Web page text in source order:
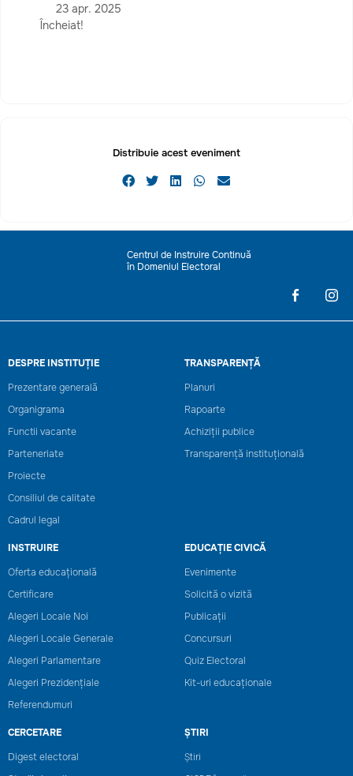
23 apr. 2025
Încheiat!
Distribuie acest eveniment
Centrul de Instruire Continuă
în Domeniul Electoral
DESPRE INSTITUȚIE
Prezentare generală
Organigrama
Functii vacante
Parteneriate
Proiecte
Consiliul de calitate
Cadrul legal
TRANSPARENȚĂ
Planuri
Rapoarte
Achiziții publice
Transparență instituțională
INSTRUIRE
Oferta educațională
Certificare
Alegeri Locale Noi
Alegeri Locale Generale
Alegeri Parlamentare
Alegeri Prezidențiale
Referendumuri
EDUCAȚIE CIVICĂ
Evenimente
Solicită o vizită
Publicații
Concursuri
Quiz Electoral
Kit-uri educaționale
CERCETARE
Digest electoral
ȘTIRI
Știri